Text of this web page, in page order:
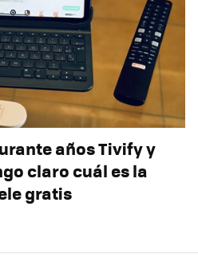
años Tivify y
claro cuál es la
gratis